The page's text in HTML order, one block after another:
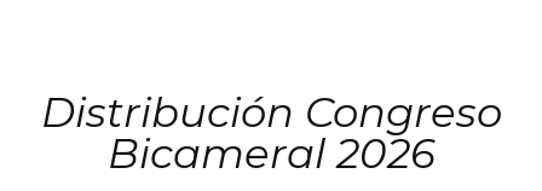
Distribución Congreso
Bicameral 2026